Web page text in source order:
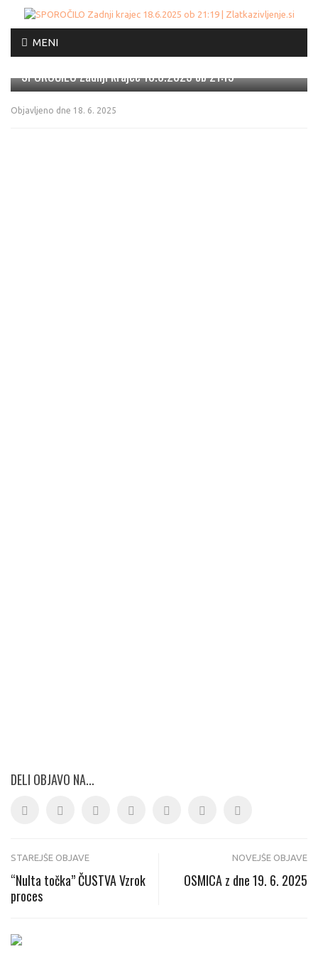
MENI
ODGOVORI
SPOROČILO Zadnji krajec 18.6.2025 ob 21:19
Objavljeno dne 18. 6. 2025
DELI OBJAVO NA...
Post
navigation
STAREJŠE OBJAVE
“Nulta točka” ČUSTVA Vzrok
proces
NOVEJŠE OBJAVE
OSMICA z dne 19. 6. 2025